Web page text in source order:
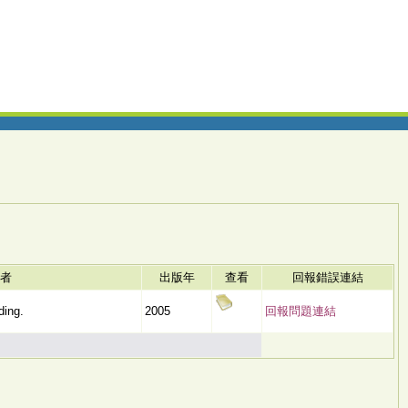
出版年 查看 回報錯誤連結
2005 回報問題連結